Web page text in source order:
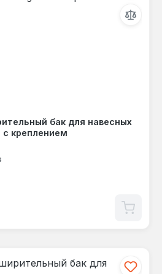
бак для навесных
с креплением